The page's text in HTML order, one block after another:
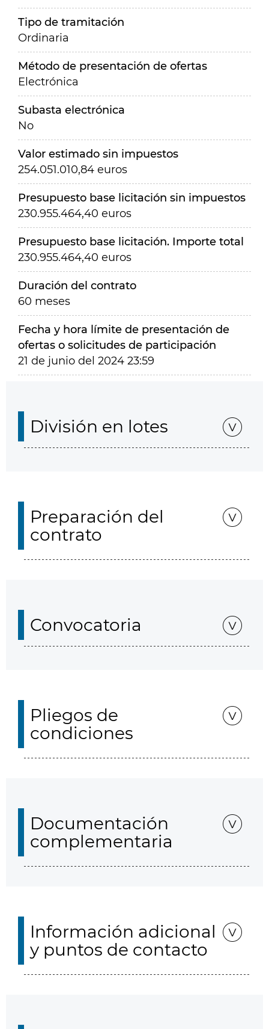
Tipo de tramitación
Ordinaria
Método de presentación de ofertas
Electrónica
Subasta electrónica
No
Valor estimado sin impuestos
254.051.010,84 euros
Presupuesto base licitación sin impuestos
230.955.464,40 euros
Presupuesto base licitación. Importe total
230.955.464,40 euros
Duración del contrato
60 meses
Fecha y hora límite de presentación de
ofertas o solicitudes de participación
21 de junio del 2024 23:59
División en lotes
Preparación del
contrato
Convocatoria
Pliegos de
condiciones
Documentación
complementaria
Información adicional
y puntos de contacto